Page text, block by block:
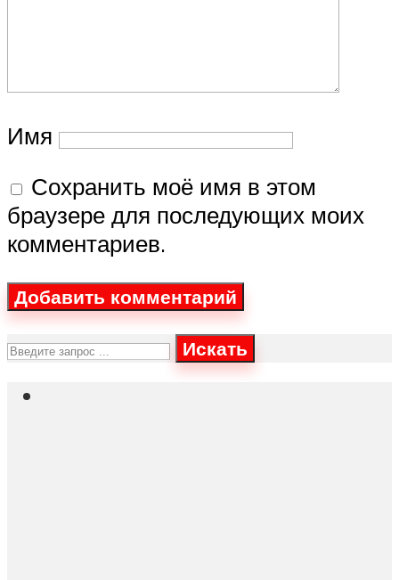
Имя
Сохранить моё имя в этом
браузере для последующих моих
комментариев.
Искать